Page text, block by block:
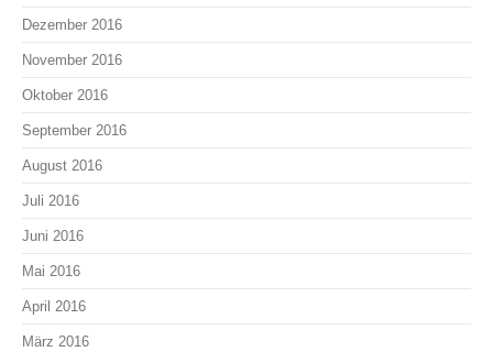
Dezember 2016
November 2016
Oktober 2016
September 2016
August 2016
Juli 2016
Juni 2016
Mai 2016
April 2016
März 2016